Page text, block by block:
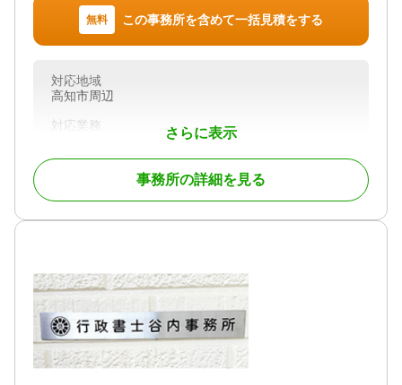
対応業務
遺言書 / 遺産分割 / 相続財産調査 / 相続放棄 / 相続手
続き / 相続人調査 / 相続トラブル（弁護士相談）
無料 この事務所を含めて一括見積をする
さらに表示
対応地域
高知市周辺
対応業務
遺言書 / 遺産分割 / 相続財産調査 / 相続登記 / 成年後
見 / 相続手続き / 銀行手続き / 戸籍収集 / 相続人調査
事務所の詳細を見る